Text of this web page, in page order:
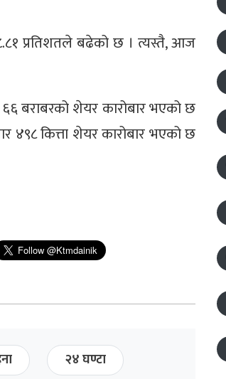
प्रतिशतले बढेको छ । त्यस्तै, आज
बराबरको शेयर कारोबार भएको छ
कित्ता शेयर कारोबार भएको छ
२४ घण्टा